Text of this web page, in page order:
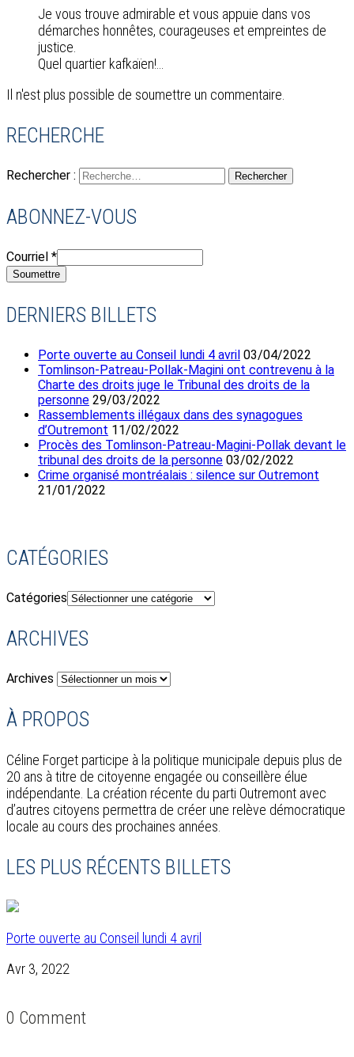
Je vous trouve admirable et vous appuie dans vos
démarches honnêtes, courageuses et empreintes de
justice.
Quel quartier kafkaïen!…
Il n'est plus possible de soumettre un commentaire.
RECHERCHE
Rechercher :
ABONNEZ-VOUS
Courriel *
Soumettre
DERNIERS BILLETS
Porte ouverte au Conseil lundi 4 avril 03/04/2022
Tomlinson-Patreau-Pollak-Magini ont contrevenu à la
Charte des droits juge le Tribunal des droits de la
personne 29/03/2022
Rassemblements illégaux dans des synagogues
d’Outremont 11/02/2022
Procès des Tomlinson-Patreau-Magini-Pollak devant le
tribunal des droits de la personne 03/02/2022
Crime organisé montréalais : silence sur Outremont
21/01/2022
CATÉGORIES
Catégories
ARCHIVES
Archives
À PROPOS
Céline Forget participe à la politique municipale depuis plus de
20 ans à titre de citoyenne engagée ou conseillère élue
indépendante. La création récente du parti Outremont avec
d’autres citoyens permettra de créer une relève démocratique
locale au cours des prochaines années.
LES PLUS RÉCENTS BILLETS
Porte ouverte au Conseil lundi 4 avril
Avr 3, 2022
0 Comment